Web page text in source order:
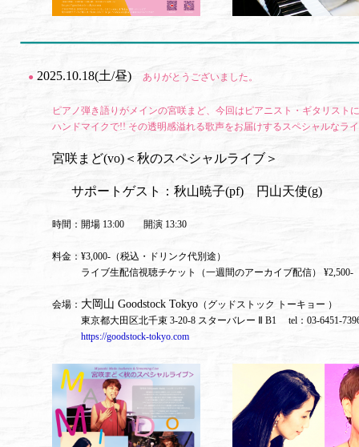
● 2025.10.18(土/昼) ありがとうございました。
ピアノ弾き語りがメインの宮咲まど、今回はピアニスト・ギタリスト
ハンドマイクで!! その透明感溢れる歌声をお届けするスペシャルなラ
宮咲まど(vo)＜秋のスペシャルライブ＞
サポートゲスト：秋山暁子(pf) 円山天使(g)
時間：開場 13:00 開演 13:30
料金：¥3,000-（税込・ドリンク代別途）
ライブ生配信視聴チケット（一週間のアーカイブ配信） ¥2,500-
会場： 大岡山 Goodstock Tokyo （グッドストック トーキョー ）
東京都大田区北千束 3-20-8 スターバレー Ⅱ B1 tel：03-6451-
https://goodstock-tokyo.com